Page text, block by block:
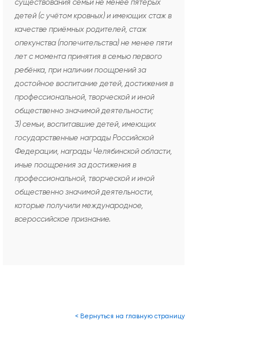
< Вернуться на главную страницу
существования семьи не менее пятерых
детей (с учётом кровных) и имеющих стаж в
качестве приёмных родителей, стаж
опекунства (попечительства) не менее пяти
лет с момента принятия в семью первого
ребёнка, при наличии поощрений за
достойное воспитание детей, достижения в
профессиональной, творческой и иной
общественно значимой деятельности;
3) семьи, воспитавшие детей, имеющих
государственные награды Российской
Федерации, награды Челябинской области,
иные поощрения за достижения в
профессиональной, творческой и иной
общественно значимой деятельности,
которые получили международное,
всероссийское признание.